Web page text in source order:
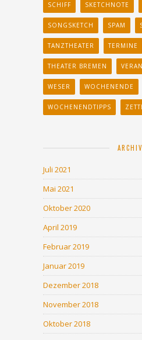
SCHIFF SKETCHNOTE
SONGSKETCH SPAM
TANZTHEATER TERMINE
THEATER BREMEN
WESER WOCHENENDE
WOCHENENDTIPPS
ARCHIV
Juli 2021
Mai 2021
Oktober 2020
April 2019
Februar 2019
Januar 2019
Dezember 2018
November 2018
Oktober 2018